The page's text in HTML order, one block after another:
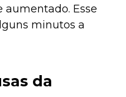
aumentado. Esse
minutos a
da